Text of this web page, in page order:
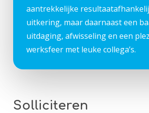
aantrekkelijke
uitkering, maar daarnaast een
uitdaging, afwisseling en een
werksfeer met leuke collega’s.
Solliciteren